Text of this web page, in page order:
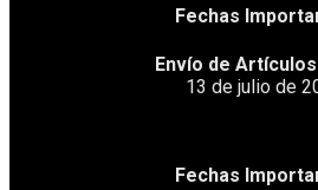
Fechas
Envío de
13 de julio de
Fechas